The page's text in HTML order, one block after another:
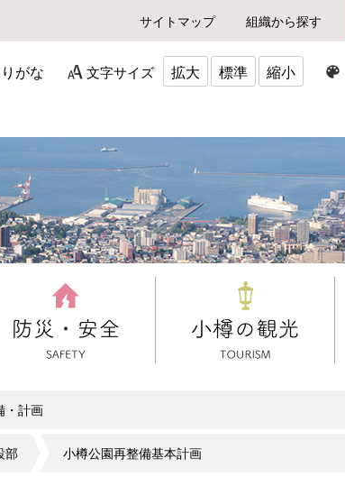
サイトマップ 組織から探す
がな 文字サイズ 拡大 標準 縮小
・計画
部 小樽公園再整備基本計画